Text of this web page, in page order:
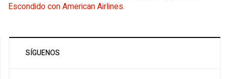
Escondido con American Airlines.
SÍGUENOS